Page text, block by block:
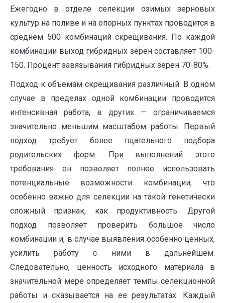
Ежегодно в отделе селекции озимых зерновых
культур на поливе и на опорных пунктах проводится в
среднем 500 комбинаций скрещивания. По каждой
комбинации выход гибридных зерен составляет 100-
150. Процент завязывания гибридных зерен 70-80%.
Подход к объемам скрещивания различный. В одном
случае в пределах одной комбинации проводится
интенсивная работа, в других — ограничиваемся
значительно меньшим масштабом работы. Первый
подход требует более тщательного подбора
родительских форм. При выполнений этого
требования он позволяет полнее использовать
потенциальные возможности комбинации, что
особенно важно для селекции на такой генетически
сложный признак, как продуктивность. Другой
подход позволяет проверить большое число
комбинации и, в случае выявления особенно ценных,
усилить работу с ними в дальнейшем.
Следовательно, ценность исходного материала в
значительной мере определяет темпы селекционной
работы и сказывается на ее результатах. Каждый